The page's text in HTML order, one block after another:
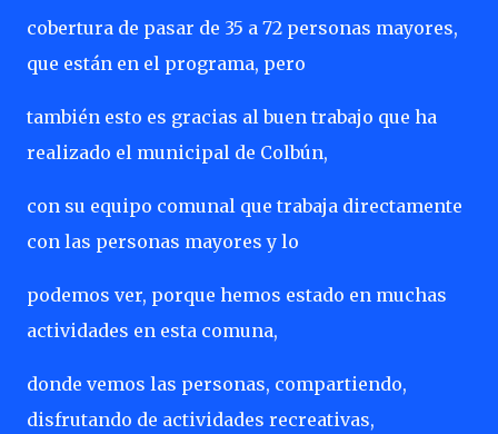
cobertura de pasar de 35 a 72 personas mayores,
que están en el programa, pero
también esto es gracias al buen trabajo que ha
realizado el municipal de Colbún,
con su equipo comunal que trabaja directamente
con las personas mayores y lo
podemos ver, porque hemos estado en muchas
actividades en esta comuna,
donde vemos las personas, compartiendo,
disfrutando de actividades recreativas,